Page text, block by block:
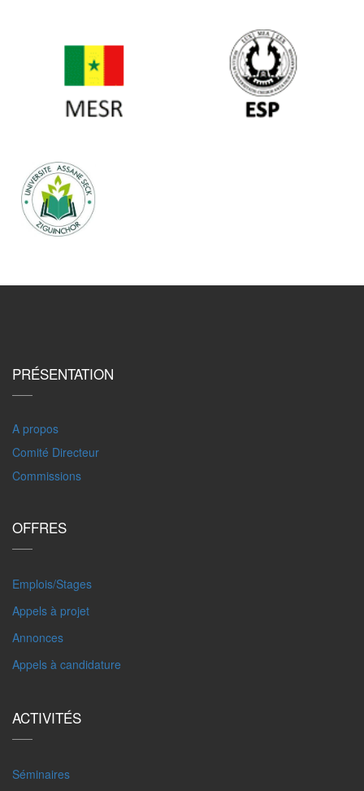
PRÉSENTATION
A propos
Comité Directeur
Commissions
OFFRES
Emplois/Stages
Appels à projet
Annonces
Appels à candidature
ACTIVITÉS
Séminaires